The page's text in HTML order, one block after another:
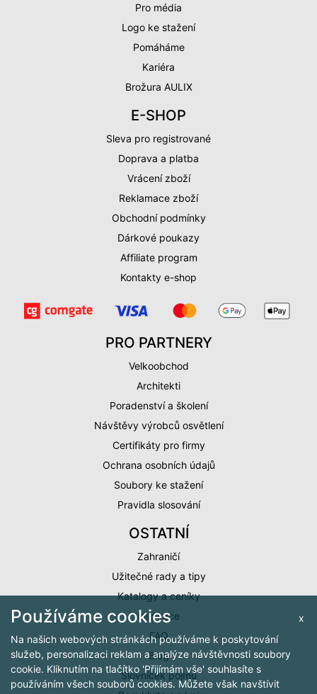
Pro média
Logo ke stažení
Pomáháme
Kariéra
Brožura AULIX
E-SHOP
Sleva pro registrované
Doprava a platba
Vrácení zboží
Reklamace zboží
Obchodní podmínky
Dárkové poukazy
Affiliate program
Kontakty e-shop
PRO PARTNERY
Velkoobchod
Architekti
Poradenství a školení
Návštěvy výrobců osvětlení
Certifikáty pro firmy
Ochrana osobních údajů
Soubory ke stažení
Pravidla slosování
OSTATNÍ
Zahraničí
Užitečné rady a tipy
Katalogy a ceníky
Inspirace
FAQ
Blog
Slovníček pojmů
x
Používáme cookies
Na našich webových stránkách používáme k poskytování
služeb, personalizaci reklam a analýze návštěvnosti soubory
cookie. Kliknutím na tlačítko 'Přijímám vše' souhlasíte s
používáním všech souborů cookies. Můžete však navštívit